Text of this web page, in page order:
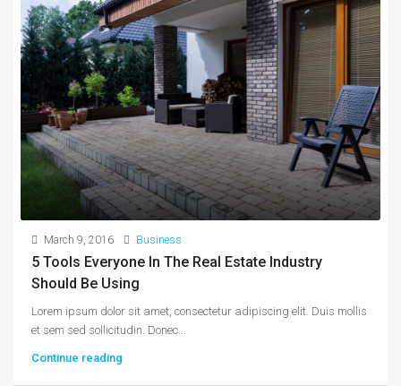
March 9, 2016 Business
5 Tools Everyone In The Real Estate Industry
Should Be Using
Lorem ipsum dolor sit amet, consectetur adipiscing elit. Duis mollis
et sem sed sollicitudin. Donec...
Continue reading